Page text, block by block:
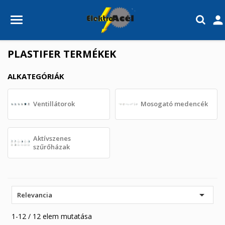

PLASTIFER TERMÉKEK
ALKATEGÓRIÁK
Ventillátorok Mosogató medencék
Aktívszenes
szűrőházak
Relevancia 
1-12 / 12 elem mutatása